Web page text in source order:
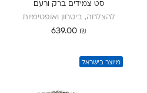
סט צמידים ברק ורעם
להצלחה, ביטחון ואופטימיות
639.00 ₪
מיוצר בישראל